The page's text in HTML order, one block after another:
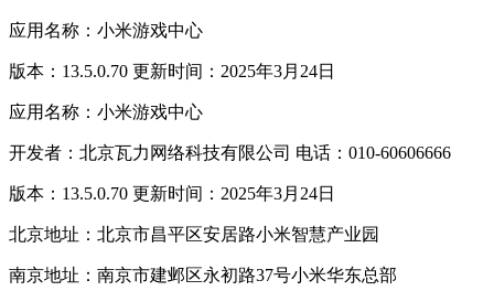
应用名称：小米游戏中心
版本：13.5.0.70 更新时间：2025年3月24日
应用名称：小米游戏中心
开发者：北京瓦力网络科技有限公司 电话：010-60606666
版本：13.5.0.70 更新时间：2025年3月24日
北京地址：北京市昌平区安居路小米智慧产业园
南京地址：南京市建邺区永初路37号小米华东总部